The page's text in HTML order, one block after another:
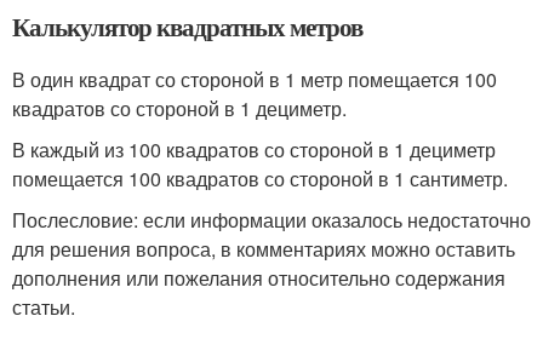
Калькулятор квадратных метров
В один квадрат со стороной в 1 метр помещается 100
квадратов со стороной в 1 дециметр.
В каждый из 100 квадратов со стороной в 1 дециметр
помещается 100 квадратов со стороной в 1 сантиметр.
Послесловие: если информации оказалось недостаточно
для решения вопроса, в комментариях можно оставить
дополнения или пожелания относительно содержания
статьи.